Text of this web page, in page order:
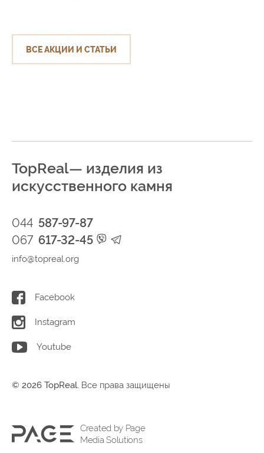
ВСЕ АКЦИИ И СТАТЬИ
TopReal— изделия из
искусственного камня
044 587-97-87
067 617-32-45
info@topreal.org
Facebook
Instagram
Youtube
© 2026 TopReal. Все права защищены
Created by Page
Media Solutions